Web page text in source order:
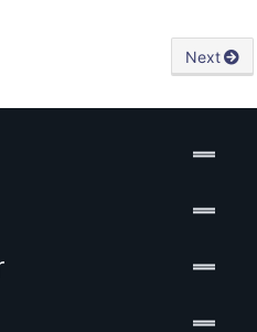
Next